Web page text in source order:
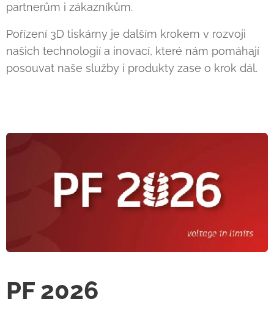
partnerům i zákazníkům.
Pořízení 3D tiskárny je dalším krokem v rozvoji
našich technologií a inovací, které nám pomáhají
posouvat naše služby i produkty zase o krok dál.
PF 2026